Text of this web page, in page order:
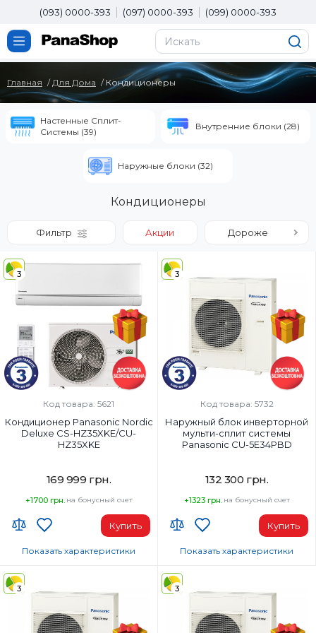
(093) 0000-393 (097) 0000-393 (099) 0000-393
Главная Для Дома Кондиционеры
Настенные Сплит-
Системы (39)
Внутренние блоки (28)
Наружные блоки (32)
Кондиционеры
Фильтр Акции Дороже
3
Код товара: 5621
Кондиционер Panasonic Nordic
Deluxe CS-HZ35XKE/CU-
HZ35XKE
169 999 грн.
+1700 грн. на бонусный счет
Купить
Wi-Fi модуль:
Wi-Fi (встроенный)
Показать характеристики
3
Код товара: 5732
Наружный блок инверторной
мульти-сплит системы
Panasonic CU-5E34PBD
132 300 грн.
+1323 грн. на бонусный счет
Купить
Площадь помещения, м²:
5х25м2
34000
Показать характеристики
3 3